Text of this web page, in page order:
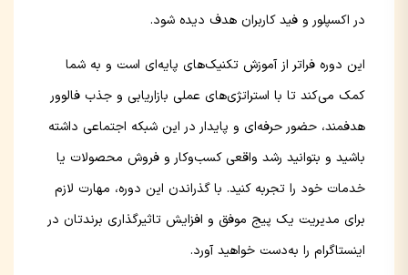
در اکسپلور و فید کاربران هدف دیده شود.
این دوره فراتر از آموزش تکنیک‌های پایه‌ای است و به شما
کمک می‌کند تا با استراتژی‌های عملی بازاریابی و جذب فالوور
هدفمند، حضور حرفه‌ای و پایدار در این شبکه اجتماعی داشته
باشید و بتوانید رشد واقعی کسب‌وکار و فروش محصولات یا
خدمات خود را تجربه کنید. با گذراندن این دوره، مهارت لازم
برای مدیریت یک پیج موفق و افزایش تاثیرگذاری برندتان در
اینستاگرام را به‌دست خواهید آورد.